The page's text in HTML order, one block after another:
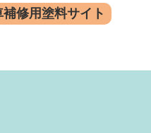
補修用塗料サイト